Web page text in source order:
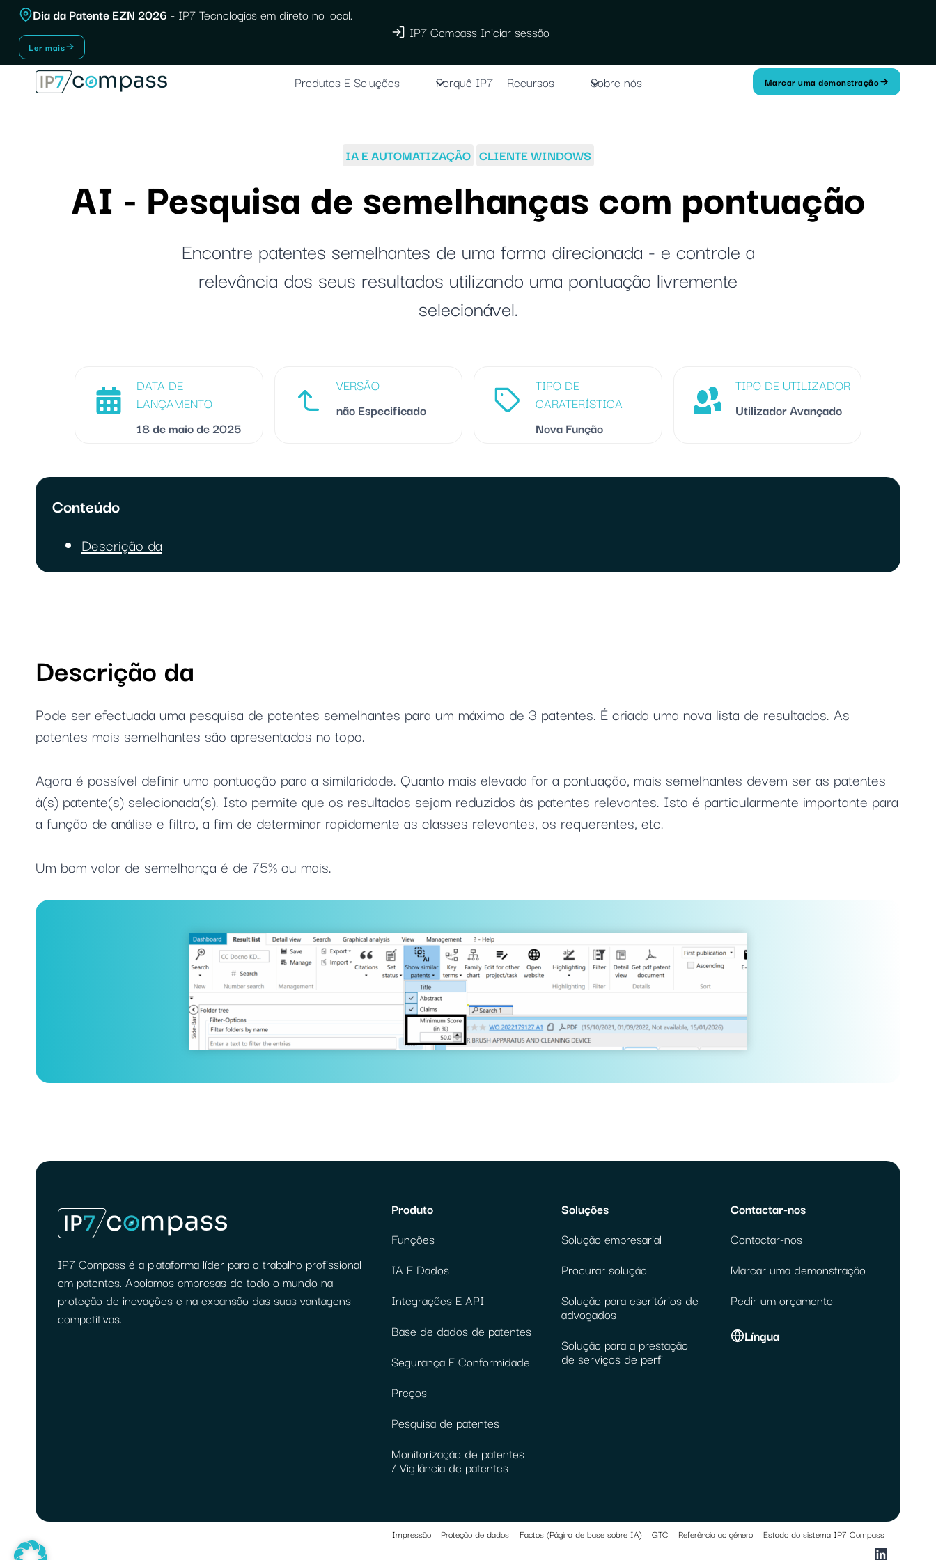
Saltar
para
conteúdo
Dia da Patente EZN 2026 - IP7 Tecnologias em direto no local.
Ler mais
IP7 Compass Iniciar sessão
Produtos E Soluções Porquê IP7 Recursos Sobre nós Marcar uma demonstração
IA E AUTOMATIZAÇÃO CLIENTE WINDOWS
AI - Pesquisa de semelhanças com pontuação
Encontre patentes semelhantes de uma forma direcionada - e controle a
relevância dos seus resultados utilizando uma pontuação livremente
selecionável.
DATA DE
LANÇAMENTO
18 de maio de 2025
VERSÃO
não Especificado
TIPO DE
CARATERÍSTICA
Nova Função
TIPO DE UTILIZADOR
Utilizador Avançado
Conteúdo
Descrição da
Descrição da
Pode ser efectuada uma pesquisa de patentes semelhantes para um máximo de 3 patentes. É criada uma nova lista de resultados. As
patentes mais semelhantes são apresentadas no topo.
Agora é possível definir uma pontuação para a similaridade. Quanto mais elevada for a pontuação, mais semelhantes devem ser as patentes
à(s) patente(s) selecionada(s). Isto permite que os resultados sejam reduzidos às patentes relevantes. Isto é particularmente importante para
a função de análise e filtro, a fim de determinar rapidamente as classes relevantes, os requerentes, etc.
Um bom valor de semelhança é de 75% ou mais.
IP7 Compass é a plataforma líder para o trabalho profissional
em patentes. Apoiamos empresas de todo o mundo na
proteção de inovações e na expansão das suas vantagens
competitivas.
Produto
Funções
IA E Dados
Integrações E API
Base de dados de patentes
Segurança E Conformidade
Preços
Pesquisa de patentes
Monitorização de patentes
/ Vigilância de patentes
Soluções
Solução empresarial
Procurar solução
Solução para escritórios de
advogados
Solução para a prestação
de serviços de perfil
Contactar-nos
Contactar-nos
Marcar uma demonstração
Pedir um orçamento
Língua
Impressão Proteção de dados Factos (Página de base sobre IA) GTC Referência ao género Estado do sistema IP7 Compass
LinkedIn